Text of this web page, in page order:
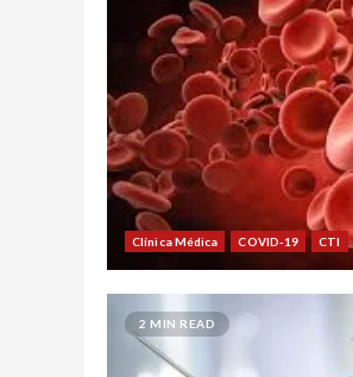
Clínica Médica COVID-19 CTI
2 MIN READ